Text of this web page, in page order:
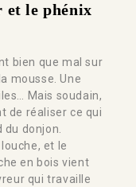
le phénix
bien que mal sur
mousse. Une
Mais soudain,
de réaliser ce qui
du donjon.
et le
en bois vient
qui travaille